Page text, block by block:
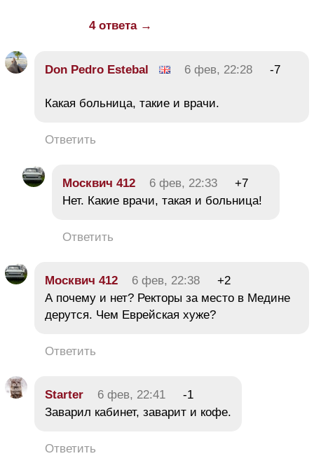
4 ответа →
Don Pedro Estebal 6 фев, 22:28 -7
Какая больница, такие и врачи.
Ответить
Москвич 412 6 фев, 22:33
+7
Нет. Какие врачи, такая и больница!
Ответить
Москвич 412 6 фев, 22:38
+2
А почему и нет? Ректоры за место в Медине
дерутся. Чем Еврейская хуже?
Ответить
Starter 6 фев, 22:41
-1
Заварил кабинет, заварит и кофе.
Ответить